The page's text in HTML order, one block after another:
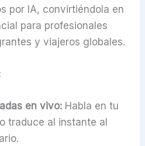
por IA, convirtiéndola en
para profesionales
y viajeros globales.
en vivo: Habla en tu
traduce al instante al